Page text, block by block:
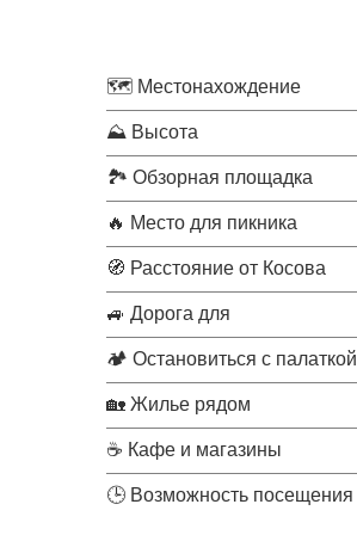
🗺 Местонахождение
⛰ Высота
🏞 Обзорная площадка
🔥 Место для пикника
🧭 Расстояние от Косова
🚙 Дорога для
🏕 Остановиться с палаткой
🏡 Жилье рядом
☕ Кафе и магазины
🕒 Возможность посещения